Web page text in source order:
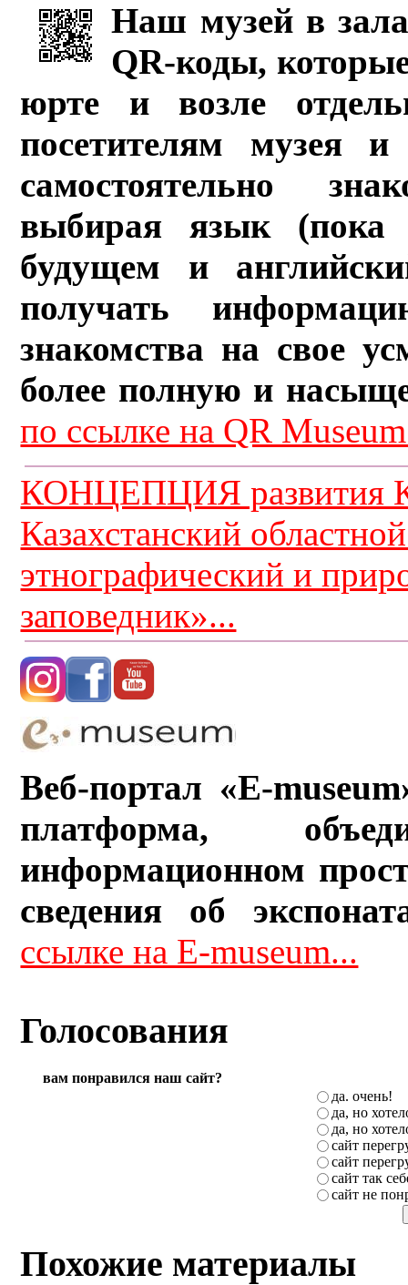
Наш музей в
QR-коды,
юрте и возле
посетителям музея и
самостоятельно
выбирая язык (пока
будущем и
получать
знакомства на свое
более полную и
по ссылке на QR
КОНЦЕПЦИЯ развития
Казахстанский
этнографический и
заповедник»...
Веб-портал «E-
платформа,
информационном
сведения об
ссылке на E-museum...
Голосования
вам понравился наш сайт?
да. очень!
да, но
да, но
сайт
сайт
сайт так
сайт не
Похожие материалы